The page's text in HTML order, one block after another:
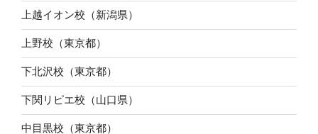
上越イオン校（新潟県）
上野校（東京都）
下北沢校（東京都）
下関リピエ校（山口県）
中目黒校（東京都）